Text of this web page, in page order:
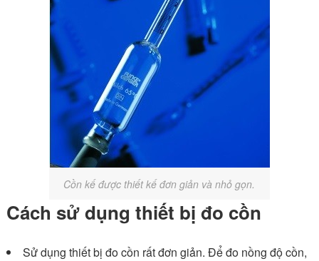
Cồn kế được thiết kế đơn giản và nhỏ gọn.
Cách sử dụng thiết bị đo cồn
Sử dụng thiết bị đo cồn rất đơn giản. Để đo nồng độ cồn,